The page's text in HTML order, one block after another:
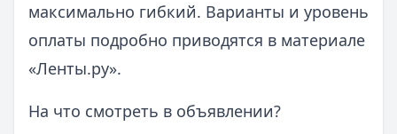
максимально гибкий. Варианты и уровень
оплаты подробно приводятся в материале
«Ленты.ру».
На что смотреть в объявлении?